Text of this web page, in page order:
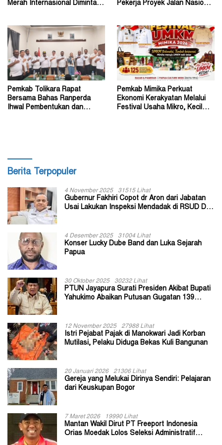
Merah Internasional Diminta
Pekerja Proyek Jalan Nasional
Pemkab Tolikara Rapat
Bersama Bahas Ranperda
Ihwal Pembentukan dan
Pemkab Mimika Perkuat
Ekonomi Kerakyatan Melalui
Festival Usaha Mikro, Kecil
Berita Terpopuler
4 November 2025 31515 Lihat
Gubernur Fakhiri Copot dr Aron dari Jabatan
Usai Lakukan Inspeksi Mendadak di RSUD Dok
4 Desember 2025 31004 Lihat
Konser Lucky Dube Band dan Luka Sejarah
Papua
30 Oktober 2025 30232 Lihat
PTUN Jayapura Surati Presiden Akibat Bupati
Yahukimo Abaikan Putusan Gugatan 139
12 November 2025 27988 Lihat
Istri Pejabat Pajak di Manokwari Jadi Korban
Mutilasi, Pelaku Diduga Bekas Kuli Bangunan
20 Januari 2026 21306 Lihat
Gereja yang Melukai Dirinya Sendiri: Pelajaran
dari Keuskupan Bogor
7 Maret 2026 19990 Lihat
Mantan Wakil Dirut PT Freeport Indonesia
Orias Moedak Lolos Seleksi Administratif